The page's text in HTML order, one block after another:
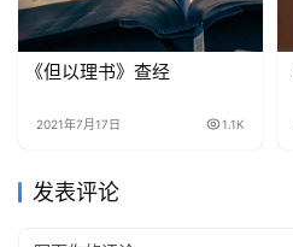
《但以理书》查经
2021年7月17日 1.1K
发表评论